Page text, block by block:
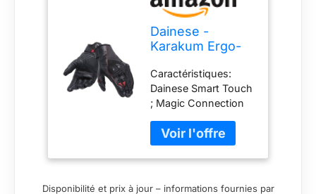
Dainese -
Karakum Ergo-
Connection
Gloves, Gants
Moto Été, Gants
Homme Tissu
Ventilé Et
Extensible,
Paume Cuir,
Caractéristiques:
Dainese Smart Touch
; Magic Connection
réfléchissants ;
Inserts souples
ERGONOMIE:
Doigts pré-courbés ;
Disponibilité et prix à jour – informations fournies par